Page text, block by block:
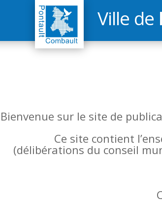
Ville de
Bienvenue sur le site de
Ce site contient
(délibérations du conseil